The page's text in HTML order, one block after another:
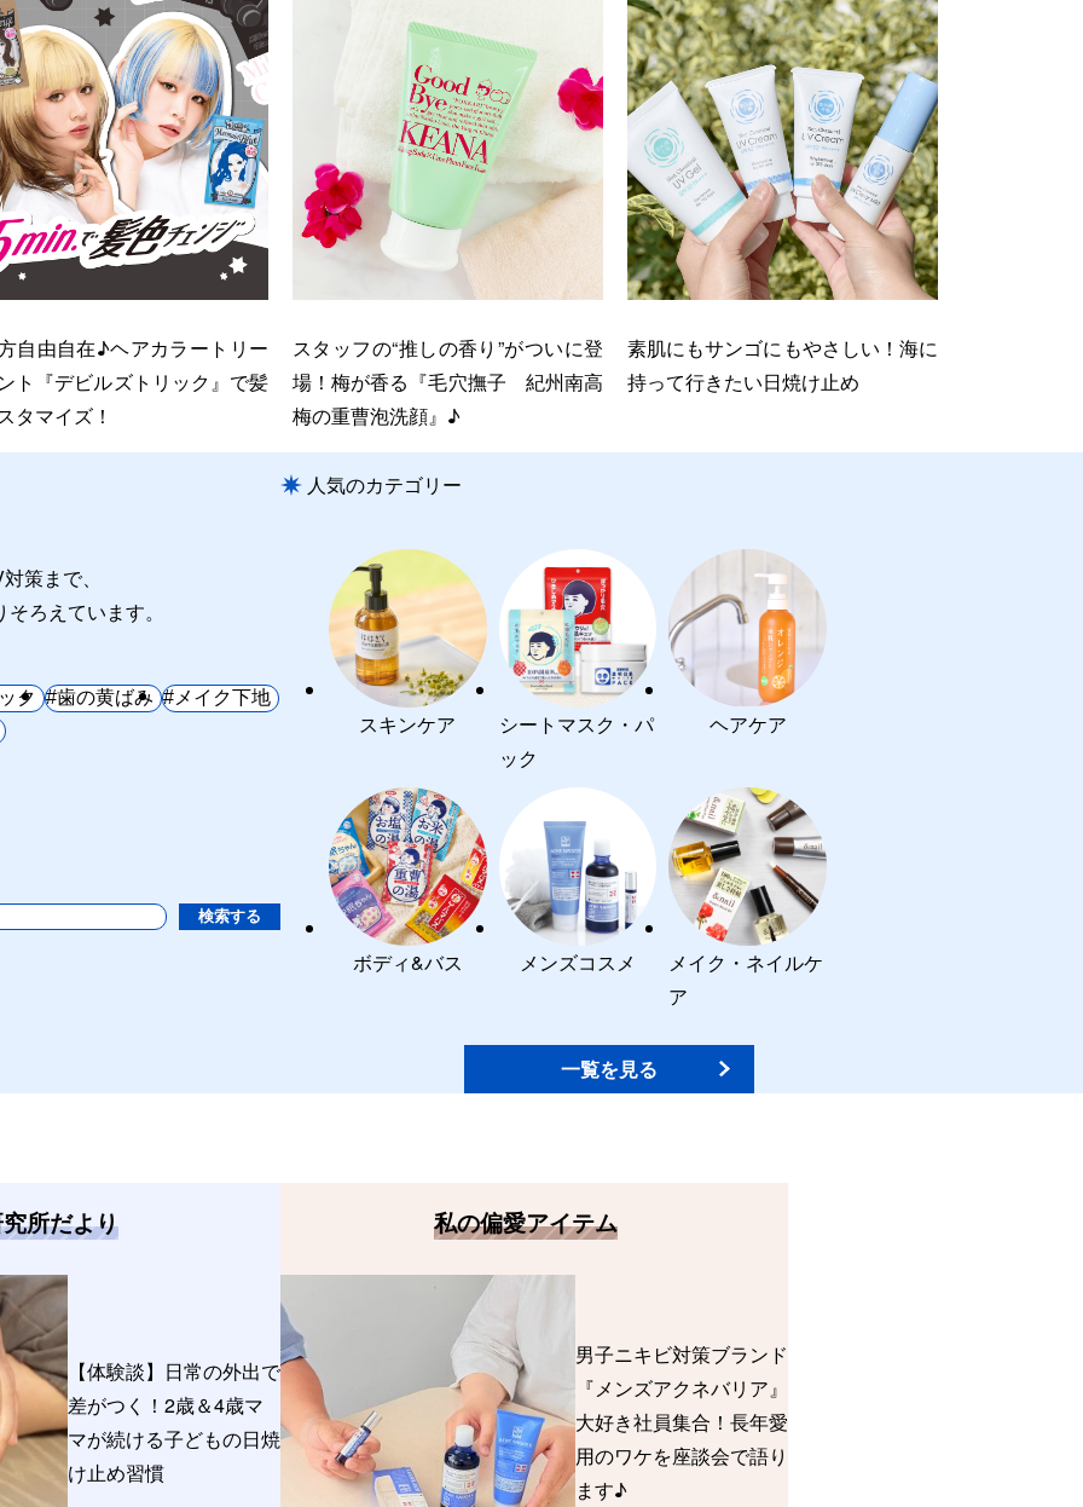
自由自在♪ヘアカラートリー
ト『デビルズトリック』で髪
タマイズ！
スタッフの“推しの香り”がついに登
場！梅が香る『毛穴撫子 紀州南高
梅の重曹泡洗顔』♪
素肌にもサンゴにもやさしい！海に
持って行きたい日焼け止め
策まで、
ろえています。
ク #歯の黄ばみ #メイク下地
検索する
人気のカテゴリー
スキンケア
シートマスク・パ
ック
ヘアケア
ボディ&バス メンズコスメ
メイク・ネイルケ
ア
一覧を見る
所だより
【体験談】日常の外出で
差がつく！2歳＆4歳マ
マが続ける子どもの日焼
け止め習慣
私の偏愛アイテム
男子ニキビ対策ブランド
『メンズアクネバリア』
大好き社員集合！長年愛
用のワケを座談会で語り
ます♪